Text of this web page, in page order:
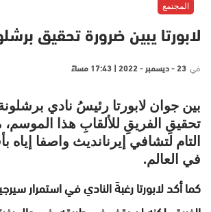
المجتمع
لابورتا يبين ضرورة تحقيق
في 23 - ديسمبر - 2022 | 17:43 مساءً
بين جوان لابورتا رئيسُ نادي
تحقيقِ الفريقِ للألقابِ هذا
التام لتشافي إيرنانديث واصفا
في العالم.
كما أكد لابورتا رغبةَ النادي في استمرار